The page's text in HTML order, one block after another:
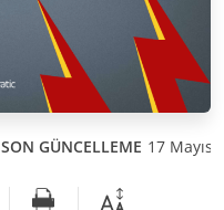
SON GÜNCELLEME 17 Mayıs